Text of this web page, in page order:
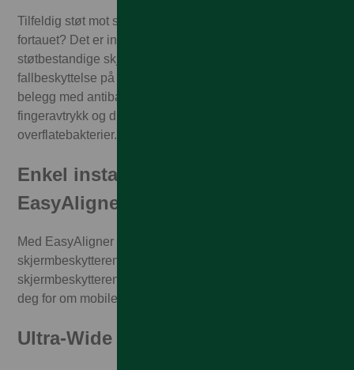
Tilfeldig støt mot skarpe kanter eller mistet mobilen på
fortauet? Det er ingen match for denne ripe- og
støtbestandige skjermbeskytteren som i tillegg gir
fallbeskyttelse på høyt nivå. I tillegg har den et flekkfritt
belegg med antibakteriell effekt som reduserer spor av
fingeravtrykk og dreper opptil hele 99,99% av vanlige
overflatebakterier.
Enkel installasjon med
EasyAligner
Med EasyAligner er det enkelt for deg å feste
skjermbeskytteren perfekt på første forsøk. Når
skjermbeskytteren er installert trenger du ikke å bekymre
deg for om mobilen din faller i bakken mer.
Ultra-Wide Fit